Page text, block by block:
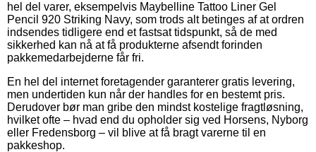
hel del varer, eksempelvis Maybelline Tattoo Liner Gel
Pencil 920 Striking Navy, som trods alt betinges af at ordren
indsendes tidligere end et fastsat tidspunkt, så de med
sikkerhed kan nå at få produkterne afsendt forinden
pakkemedarbejderne får fri.
En hel del internet foretagender garanterer gratis levering,
men undertiden kun når der handles for en bestemt pris.
Derudover bør man gribe den mindst kostelige fragtløsning,
hvilket ofte – hvad end du opholder sig ved Horsens, Nyborg
eller Fredensborg – vil blive at få bragt varerne til en
pakkeshop.